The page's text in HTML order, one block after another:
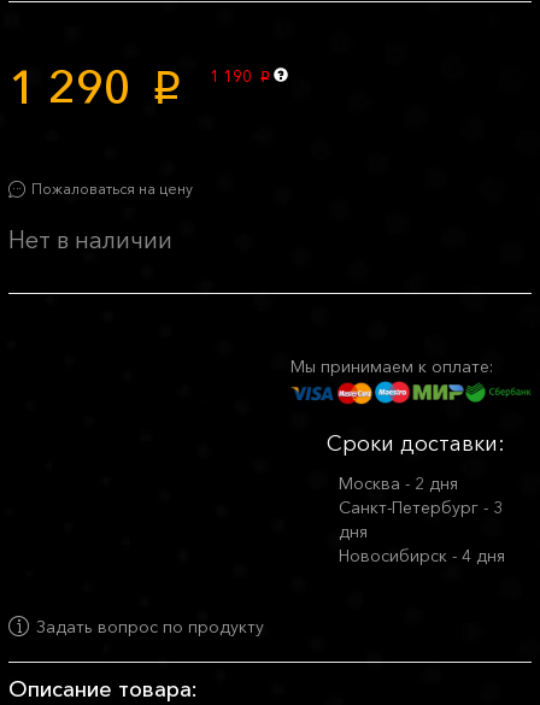
1 290 p 1 190 p
Пожаловаться на цену
Нет в наличии
Мы принимаем к оплате:
Сроки доставки:
Москва - 2 дня
Санкт-Петербург - 3
дня
Новосибирск - 4 дня
Задать вопрос по продукту
Описание товара: